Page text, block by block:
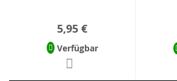
5,95 €
Verfügbar